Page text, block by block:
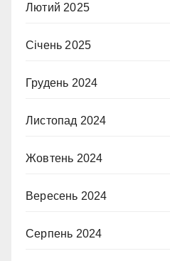
Лютий 2025
Січень 2025
Грудень 2024
Листопад 2024
Жовтень 2024
Вересень 2024
Серпень 2024